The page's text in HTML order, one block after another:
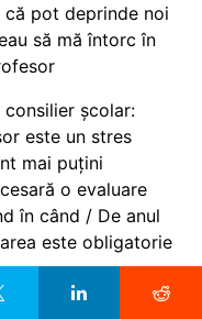
pot deprinde noi
să mă întorc în
consilier școlar:
este un stres
mai puțini
o evaluare
în când / De anul
este obligatorie